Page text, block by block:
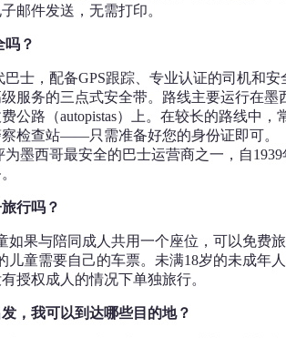
邮件发送，无需打印。
吗？
巴士，配备GPS跟踪、专业认证的司机和安
服务的三点式安全带。路线主要运行在墨
公路（autopistas）上。在较长的路线中，
检查站——只需准备好您的身份证即可。
为墨西哥最安全的巴士运营商之一，自1939
行吗？
如果与陪同成人共用一个座位，可以免费旅
儿童需要自己的车票。未满18岁的未成年
授权成人的情况下单独旅行。
，我可以到达哪些目的地？